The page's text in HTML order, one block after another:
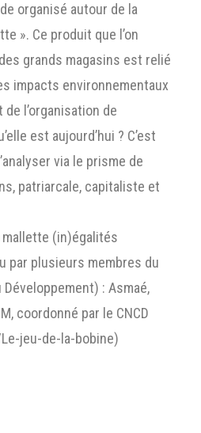
organisé autour de la
». Ce produit que l’on
grands magasins est relié
impacts environnementaux
l’organisation de
est aujourd’hui ? C’est
via le prisme de
patriarcale, capitaliste et
(in)égalités
par plusieurs membres du
Développement) : Asmaé,
coordonné par le CNCD
jeu-de-la-bobine)